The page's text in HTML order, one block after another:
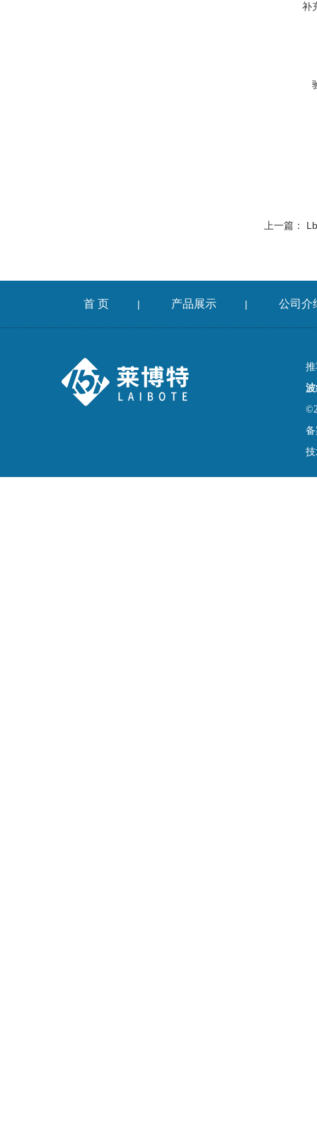
补
上一篇：
首 页 | 产品展示 | 公司介
备